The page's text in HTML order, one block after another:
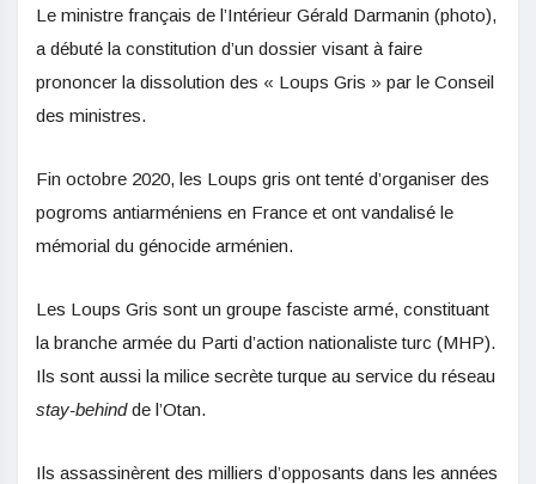
Le ministre français de l’Intérieur Gérald Darmanin (photo),
a débuté la constitution d’un dossier visant à faire
prononcer la dissolution des « Loups Gris » par le Conseil
des ministres.
Fin octobre 2020, les Loups gris ont tenté d’organiser des
pogroms antiarméniens en France et ont vandalisé le
mémorial du génocide arménien.
Les Loups Gris sont un groupe fasciste armé, constituant
la branche armée du Parti d’action nationaliste turc (MHP).
Ils sont aussi la milice secrète turque au service du réseau
stay-behindde l’Otan.
Ils assassinèrent des milliers d’opposants dans les années